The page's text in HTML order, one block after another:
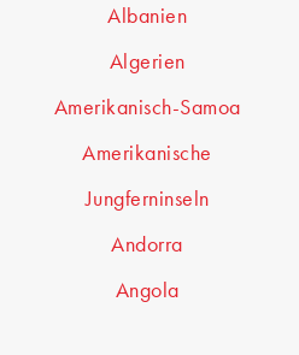
Albanien
Algerien
Amerikanisch-Samoa
Amerikanische
Jungferninseln
Andorra
Angola